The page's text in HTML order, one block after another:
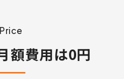
Price
額費用は0円